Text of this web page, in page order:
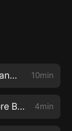
Episode 0- Why do we need another writing podcast?!? 10min
Monday Motivation - Five Core Beliefs 4min